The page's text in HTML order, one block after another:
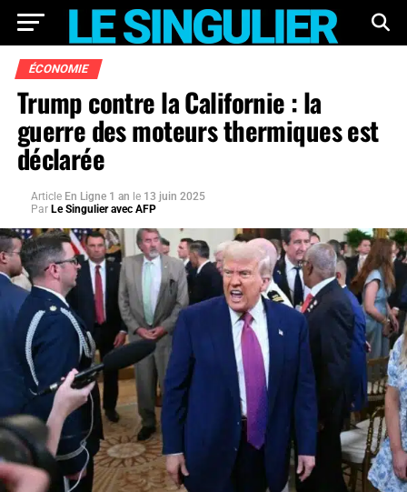
ÉCONOMIE
Trump contre la Californie : la
guerre des moteurs thermiques est
déclarée
Article En Ligne 1 an le 13 juin 2025
Par Le Singulier avec AFP